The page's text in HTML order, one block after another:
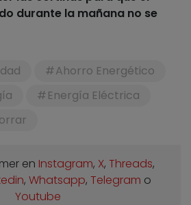
durante la mañana no se
Ahorro Energético
Energía Eléctrica
en Instagram, X, Threads,
, Whatsapp, Telegram o
Youtube